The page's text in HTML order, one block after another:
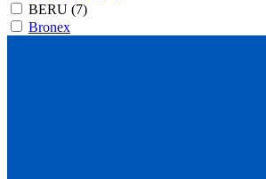
BERU (7)
Bronex